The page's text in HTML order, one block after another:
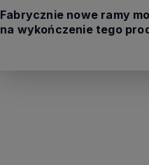
Fabrycznie nowe ramy
na wykończenie tego